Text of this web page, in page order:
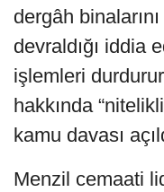
dergâh
devraldığı iddia
işlemleri
hakkında
kamu davası
Menzil cemaati